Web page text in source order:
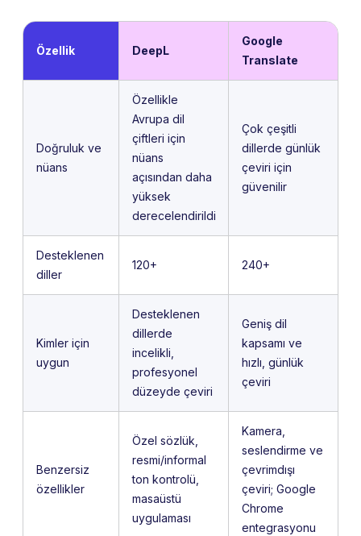
Özellik DeepL
Google
Translate
Doğruluk ve
nüans
Özellikle
Avrupa dil
çiftleri için
nüans
açısından daha
yüksek
derecelendirildi
Çok çeşitli
dillerde günlük
çeviri için
güvenilir
Desteklenen
diller
120+ 240+
Kimler için
uygun
Desteklenen
dillerde
incelikli,
profesyonel
düzeyde çeviri
Geniş dil
kapsamı ve
hızlı, günlük
çeviri
Benzersiz
özellikler
Özel sözlük,
resmi/informal
ton kontrolü,
masaüstü
uygulaması
Kamera,
seslendirme ve
çevrimdışı
çeviri; Google
Chrome
entegrasyonu